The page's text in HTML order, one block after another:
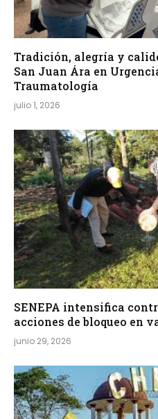
Tradición, alegría y
San Juan Ára en
Traumatología
julio 1, 2026
SENEPA intensifica
acciones de bloqueo en
junio 29, 2026